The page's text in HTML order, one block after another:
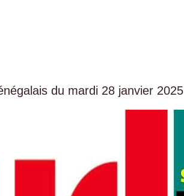
du mardi 28 janvier 2025